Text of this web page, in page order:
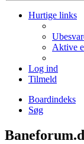
Hurtige links
Aktive
Log ind
Tilmeld
Boardindeks
Søg